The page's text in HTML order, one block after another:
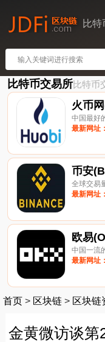
比特
比特币交易所比特币
火币
中国最好
最新网址
币安
全球交易
最新网址
欧易
中国一流
最新网址
首页 > 区块链 > 区块链
金黄微访谈第